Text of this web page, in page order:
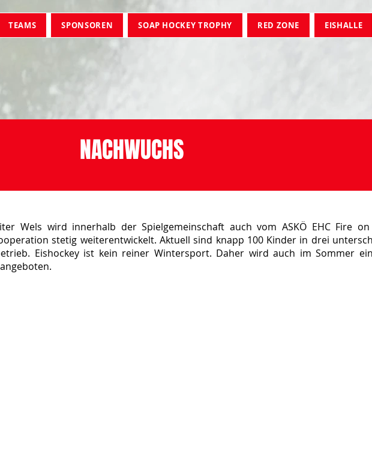
TEAMS SPONSOREN SOAP HOCKEY TROPHY RED ZONE EISHALLE
NACHWUCHS
Wels wird innerhalb der Spielgemeinschaft auch vom ASKÖ EHC Fire
stetig weiterentwickelt. Aktuell sind knapp 100 Kinder in drei
Eishockey ist kein reiner Wintersport. Daher wird auch im Sommer